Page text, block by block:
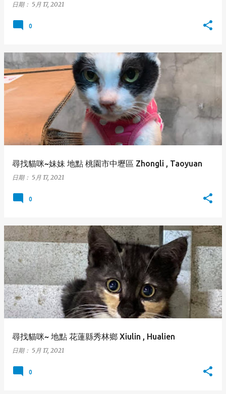
日期： 5月 17, 2021
0
尋找貓咪~妹妹 地點 桃園市中壢區 Zhongli , Taoyuan
日期： 5月 17, 2021
0
尋找貓咪~ 地點 花蓮縣秀林鄉 Xiulin , Hualien
日期： 5月 17, 2021
0